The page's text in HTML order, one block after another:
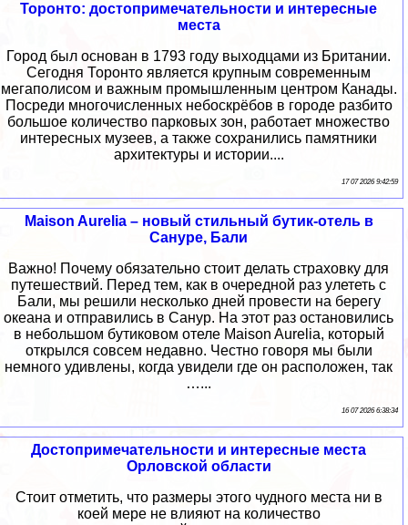
Торонто: достопримечательности и интересные
места
Город был основан в 1793 году выходцами из Британии.
Сегодня Торонто является крупным современным
мегаполисом и важным промышленным центром Канады.
Посреди многочисленных небоскрёбов в городе разбито
большое количество парковых зон, работает множество
интересных музеев, а также сохранились памятники
архитектуры и истории....
17 07 2026 9:42:59
Maison Aurelia – новый стильный бутик-отель в
Сануре, Бали
Важно! Почему обязательно стоит делать страховку для
путешествий. Перед тем, как в очередной раз улететь с
Бали, мы решили несколько дней провести на берегу
океана и отправились в Санур. На этот раз остановились
в небольшом бутиковом отеле Maison Aurelia, который
открылся совсем недавно. Честно говоря мы были
немного удивлены, когда увидели где он расположен, так
…...
16 07 2026 6:38:34
Достопримечательности и интересные места
Орловской области
Стоит отметить, что размеры этого чудного места ни в
коей мере не влияют на количество